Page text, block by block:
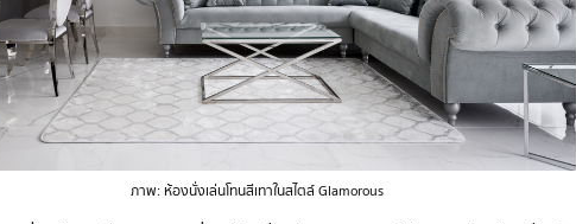
ภาพ: ห้องนั่งเล่นโทนสีเทาในสไตล์ Glamorous